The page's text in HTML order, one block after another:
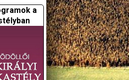
a